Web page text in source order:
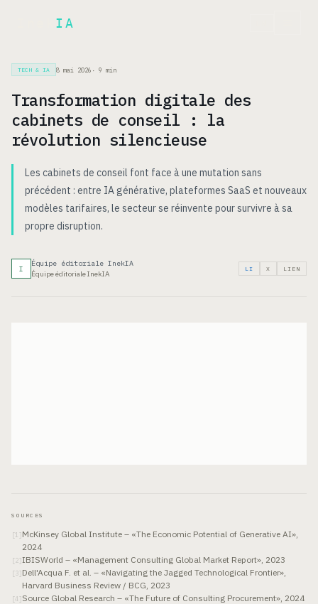
IA
TECH & IA 8 mai 2026 · 9 min
Transformation digitale des
cabinets de conseil : la
révolution silencieuse
Les cabinets de conseil font face à une mutation sans
précédent : entre IA générative, plateformes SaaS et nouveaux
modèles tarifaires, le secteur se réinvente pour survivre à sa
propre disruption.
I
Équipe éditoriale InekIA
Équipe éditoriale InekIA
LI X LIEN
SOURCES
[1 ]McKinsey Global Institute – «The Economic Potential of Generative AI»,
2024
[2]IBISWorld – «Management Consulting Global Market Report», 2023
[ 3]Dell'Acqua F. et al. – «Navigating the Jagged Technological Frontier»,
Harvard Business Review / BCG, 2023
[4 ]Source Global Research – «The Future of Consulting Procurement», 2024